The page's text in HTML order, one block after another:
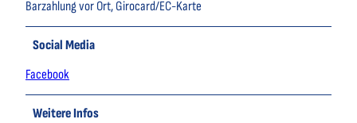
Barzahlung vor Ort, Girocard/EC-Karte
Social Media
Facebook
Weitere Infos